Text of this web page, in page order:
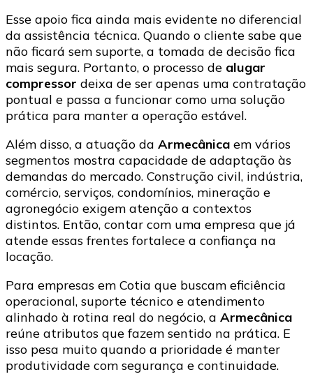
Esse apoio fica ainda mais evidente no diferencial
da assistência técnica. Quando o cliente sabe que
não ficará sem suporte, a tomada de decisão fica
mais segura. Portanto, o processo de alugar
compressor deixa de ser apenas uma contratação
pontual e passa a funcionar como uma solução
prática para manter a operação estável.
Além disso, a atuação da Armecânica em vários
segmentos mostra capacidade de adaptação às
demandas do mercado. Construção civil, indústria,
comércio, serviços, condomínios, mineração e
agronegócio exigem atenção a contextos
distintos. Então, contar com uma empresa que já
atende essas frentes fortalece a confiança na
locação.
Para empresas em Cotia que buscam eficiência
operacional, suporte técnico e atendimento
alinhado à rotina real do negócio, a Armecânica
reúne atributos que fazem sentido na prática. E
isso pesa muito quando a prioridade é manter
produtividade com segurança e continuidade.